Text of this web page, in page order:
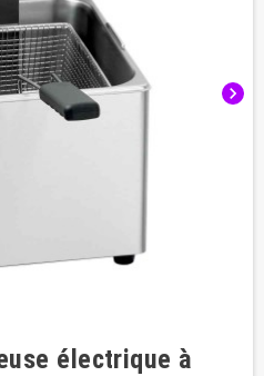
chevron_right
électrique à